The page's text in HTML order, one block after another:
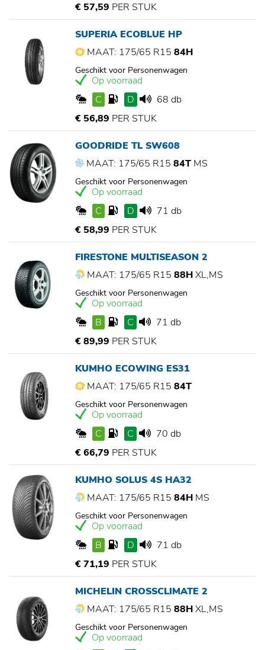
€ 57,59 PER STUK
SUPERIA ECOBLUE HP
MAAT: 175/65 R15 84H
Geschikt voor Personenwagen
Op voorraad
C
D
68 db
€ 56,89 PER STUK
GOODRIDE TL SW608
MAAT: 175/65 R15 84T MS
Geschikt voor Personenwagen
Op voorraad
C
D
71 db
€ 58,99 PER STUK
FIRESTONE MULTISEASON 2
MAAT: 175/65 R15 88HXL,MS
Geschikt voor Personenwagen
Op voorraad
B
C
71 db
€ 89,99 PER STUK
KUMHO ECOWING ES31
MAAT: 175/65 R15 84T
Geschikt voor Personenwagen
Op voorraad
C
C
70 db
€ 66,79 PER STUK
KUMHO SOLUS 4S HA32
MAAT: 175/65 R15 84H MS
Geschikt voor Personenwagen
Op voorraad
B
D
71 db
€ 71,19 PER STUK
MICHELIN CROSSCLIMATE 2
MAAT: 175/65 R15 88HXL,MS
Geschikt voor Personenwagen
Op voorraad